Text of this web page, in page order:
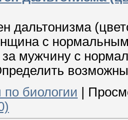
дальтонизма
с
мужчину с
биологии